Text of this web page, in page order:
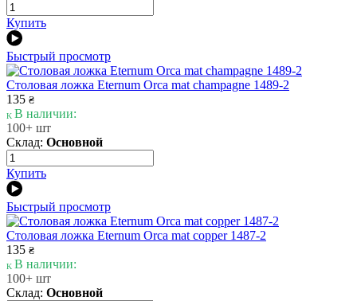
Купить
Быстрый просмотр
Столовая ложка Eternum Orca mat champagne 1489-2
135 ₴
В наличии:
100+ шт
Склад: Основной
Купить
Быстрый просмотр
Столовая ложка Eternum Orca mat copper 1487-2
135 ₴
В наличии:
100+ шт
Склад: Основной